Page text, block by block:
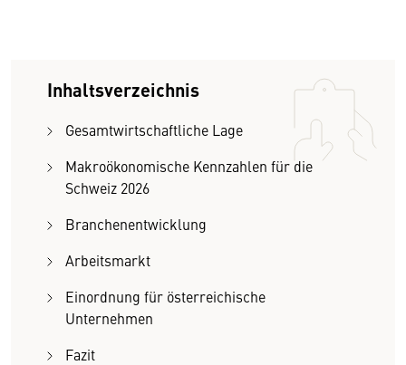
Inhaltsverzeichnis
Gesamtwirtschaftliche Lage
Makroökonomische Kennzahlen für die
Schweiz 2026
Branchenentwicklung
Arbeitsmarkt
Einordnung für österreichische
Unternehmen
Fazit